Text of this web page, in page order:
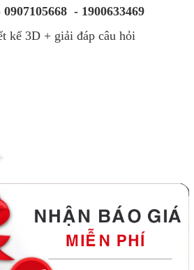
- 1900633469
kế 3D + giải đáp câu hỏi